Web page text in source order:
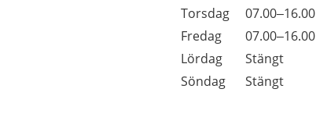
Torsdag
07.00–16.00
Fredag
07.00–16.00
Lördag
Stängt
Söndag
Stängt